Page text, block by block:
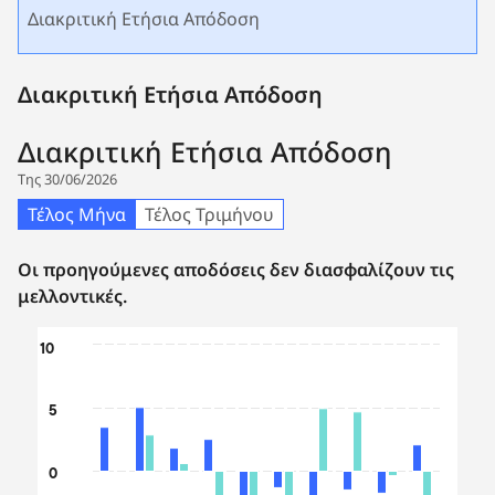
Διακριτική Ετήσια Απόδοση
Διακριτική Ετήσια Απόδοση
Διακριτική Ετήσια Απόδοση
Της 30/06/2026
Τέλος Μήνα Τέλος Τριμήνου
Οι προηγούμενες αποδόσεις δεν διασφαλίζουν τις
μελλοντικές.
Chart
The chart has 1 X axis displaying categories.
The chart has 1 Y axis displaying values. Data ranges
0
5
10